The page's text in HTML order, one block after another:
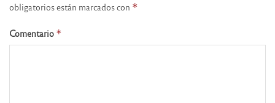
obligatorios están marcados con *
Comentario *